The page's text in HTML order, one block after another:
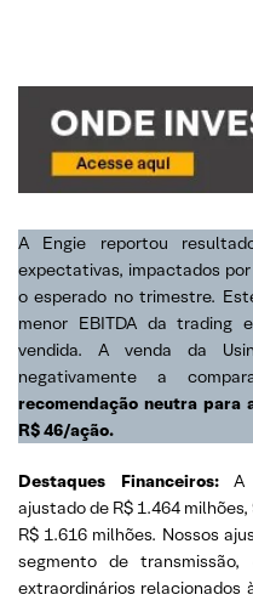
A Engie reportou
expectativas, impactados
o esperado no trimestre.
menor EBITDA da trading
vendida. A venda da
negativamente a
recomendação neutra para
R$ 46/ação.
Destaques Financeiros:A
ajustado de R$ 1.464
R$ 1.616 milhões. Nossos
segmento de
extraordinários relacionados